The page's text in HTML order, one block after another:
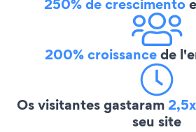
250% de crescimento
200% croissancede
Os visitantes gastaram
seu site